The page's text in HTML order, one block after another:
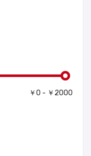
￥0 - ￥2000